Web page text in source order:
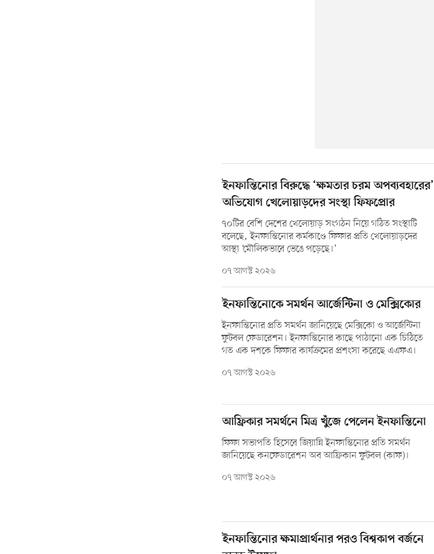
ইনফান্তিনোর বিরুদ্ধে ‘ক্ষমতার চরম অপব্যবহারের’
অভিযোগ খেলোয়াড়দের সংস্থা ফিফপ্রোর
৭০টির বেশি দেশের খেলোয়াড় সংগঠন নিয়ে গঠিত সংস্থাটি
বলেছে, ইনফান্তিনোর কর্মকাণ্ডে ফিফার প্রতি খেলোয়াড়দের
আস্থা ‘মৌলিকভাবে ভেঙে পড়েছে।’
০৭ আগস্ট ২০২৬
ইনফান্তিনোকে সমর্থন আর্জেন্টিনা ও মেক্সিকোর
ইনফান্তিনোর প্রতি সমর্থন জানিয়েছে মেক্সিকো ও আর্জেন্টিনা
ফুটবল ফেডারেশন। ইনফান্তিনোর কাছে পাঠানো এক চিঠিতে
গত এক দশকে ফিফার কার্যক্রমের প্রশংসা করেছে এএফএ।
০৭ আগস্ট ২০২৬
আফ্রিকার সমর্থনে মিত্র খুঁজে পেলেন ইনফান্তিনো
ফিফা সভাপতি হিসেবে জিয়ান্নি ইনফান্তিনোর প্রতি সমর্থন
জানিয়েছে কনফেডারেশন অব আফ্রিকান ফুটবল (কাফ)।
০৭ আগস্ট ২০২৬
ইনফান্তিনোর ক্ষমাপ্রার্থনার পরও বিশ্বকাপ বর্জনে